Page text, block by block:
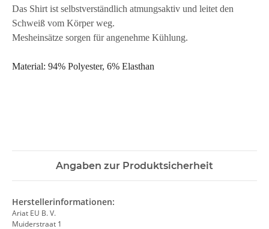
Das Shirt ist selbstverständlich atmungsaktiv und leitet den
Schweiß vom Körper weg.
Mesheinsätze sorgen für angenehme Kühlung.
Material: 94% Polyester, 6% Elasthan
Angaben zur Produktsicherheit
Herstellerinformationen:
Ariat EU B. V.
Muiderstraat 1